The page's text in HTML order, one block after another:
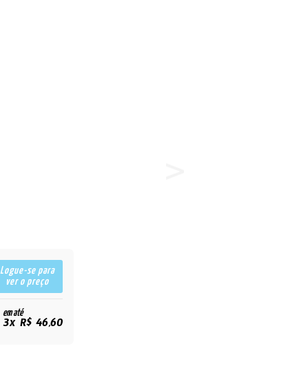
Logue-se para
ver o preço
em até
3x R$ 46,60